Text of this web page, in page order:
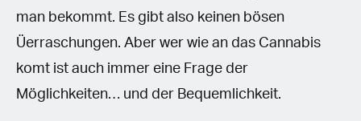
man bekommt. Es gibt also keinen bösen
Üerraschungen. Aber wer wie an das Cannabis
komt ist auch immer eine Frage der
Möglichkeiten… und der Bequemlichkeit.